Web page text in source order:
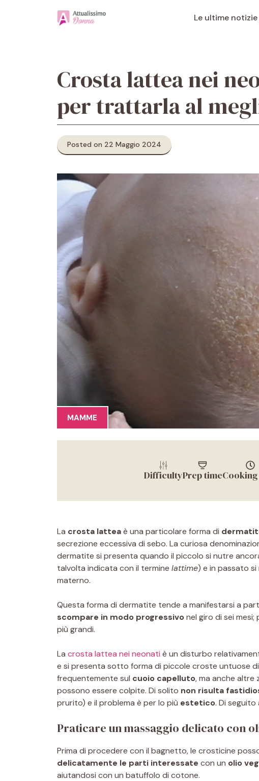
Le ultime
Crosta lattea nei
per trattarla al
Posted on 22 Maggio 2024
MAMME
DifficultyPrep time
La crosta latteaè una particolare forma di
secrezione eccessiva di sebo. La curiosa
dermatite si presenta quando il piccolo si nutre
talvolta indicata con il termine lattime) e in passato
materno.
Questa forma di dermatite tende a manifestarsi a
scompare in modo progressivonel giro di sei mesi;
più grandi.
La crosta lattea nei neonati è un disturbo
e si presenta sotto forma di piccole croste untuose
frequentemente sul cuoio capelluto, ma anche altre
possono essere colpite. Di solito non risulta
prurito) e il problema è per lo più estetico. Di
Praticare un massaggio delicato con
Prima di procedere con il bagnetto, le crosticine
delicatamente le parti interessate con un olio
aiutandosi con un batuffolo di cotone.